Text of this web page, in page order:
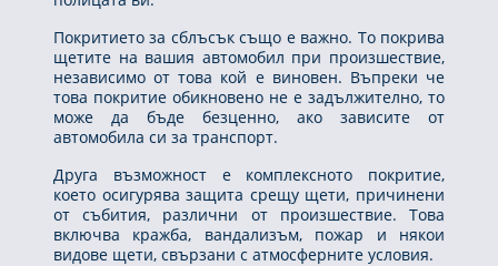
Покритието за сблъсък също е важно. То покрива
щетите на вашия автомобил при произшествие,
независимо от това кой е виновен. Въпреки че
това покритие обикновено не е задължително, то
може да бъде безценно, ако зависите от
автомобила си за транспорт.
Друга възможност е комплексното покритие,
което осигурява защита срещу щети, причинени
от събития, различни от произшествие. Това
включва кражба, вандализъм, пожар и някои
видове щети, свързани с атмосферните условия.